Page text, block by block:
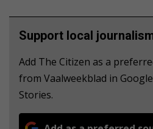
Support local
Add The Citizen as a
from Vaalweekblad in
Stories.